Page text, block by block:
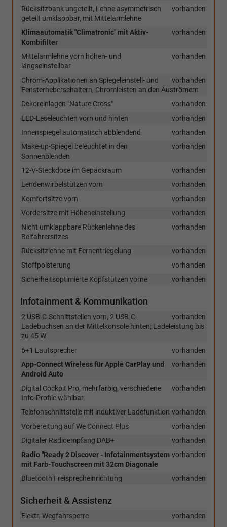
vorhanden
Rücksitzbank ungeteilt, Lehne asymmetrisch
geteilt umklappbar, mit Mittelarmlehne
vorhanden
Klimaautomatik "Climatronic" mit Aktiv-
Kombifilter
vorhanden
Mittelarmlehne vorn höhen- und
längseinstellbar
vorhanden
Chrom-Applikationen an Spiegeleinstell- und
Fensterheberschaltern, Chromleisten an den Auströmern
vorhanden
Dekoreinlagen "Nature Cross"
vorhanden
LED-Leseleuchten vorn und hinten
vorhanden
Innenspiegel automatisch abblendend
vorhanden
Make-up-Spiegel beleuchtet in den
Sonnenblenden
vorhanden
12-V-Steckdose im Gepäckraum
vorhanden
Lendenwirbelstützen vorn
vorhanden
Komfortsitze vorn
vorhanden
Vordersitze mit Höheneinstellung
vorhanden
Nicht umklappbare Rückenlehne des
Beifahrersitzes
vorhanden
Rücksitzlehne mit Fernentriegelung
vorhanden
Stoffpolsterung
vorhanden
Sicherheitsoptimierte Kopfstützen vorne
Infotainment & Kommunikation
vorhanden
2 USB-C-Schnittstellen vorn, 2 USB-C-
Ladebuchsen an der Mittelkonsole hinten; Ladeleistung bis
zu 45 W
vorhanden
6+1 Lautsprecher
vorhanden
App-Connect Wireless für Apple CarPlay und
Android Auto
vorhanden
Digital Cockpit Pro, mehrfarbig, verschiedene
Info-Profile wählbar
vorhanden
Telefonschnittstelle mit induktiver Ladefunktion
vorhanden
Vorbereitung auf We Connect Plus
vorhanden
Digitaler Radioempfang DAB+
vorhanden
Radio "Ready 2 Discover - Infotainmentsystem
mit Farb-Touchscreen mit 32cm Diagonale
vorhanden
Bluetooth Freisprecheinrichtung
Sicherheit & Assistenz
vorhanden
Elektr. Wegfahrsperre